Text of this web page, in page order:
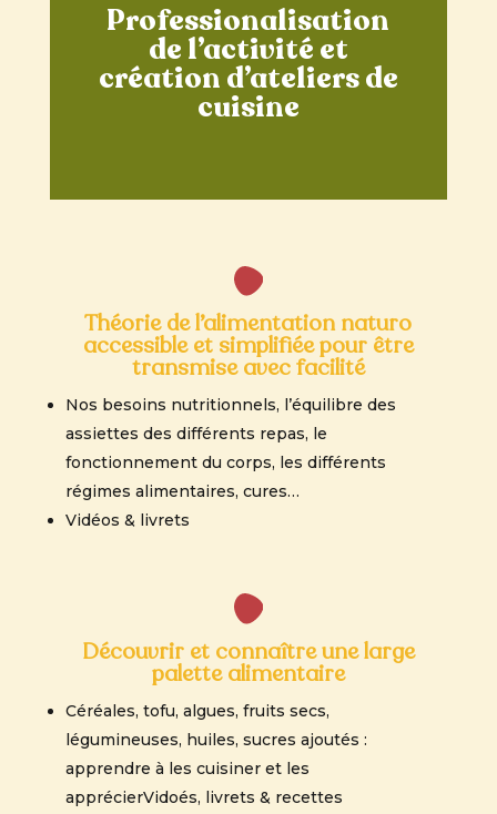
Professionalisation
de l’activité et
création d’ateliers de
cuisine
Théorie de l’alimentation naturo
accessible et simplifiée pour être
transmise avec facilité
Nos besoins nutritionnels, l’équilibre des
assiettes des différents repas, le
fonctionnement du corps, les différents
régimes alimentaires, cures…
Vidéos & livrets
Découvrir et connaître une large
palette alimentaire
Céréales, tofu, algues, fruits secs,
légumineuses, huiles, sucres ajoutés :
apprendre à les cuisiner et les
apprécierVidoés, livrets & recettes